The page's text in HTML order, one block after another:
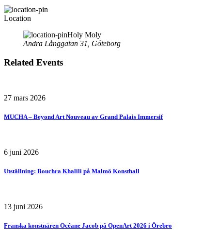
Location
Holy Moly
Andra Långgatan 31, Göteborg
Related Events
27 mars 2026
MUCHA – Beyond Art Nouveau av Grand Palais Immersif
6 juni 2026
Utställning: Bouchra Khalili på Malmö Konsthall
13 juni 2026
Franska konstnären Océane Jacob på OpenArt 2026 i Örebro